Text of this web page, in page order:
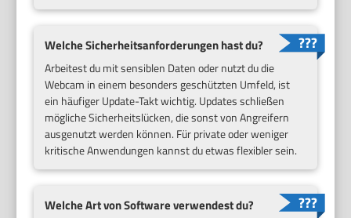
Welche Sicherheitsanforderungen hast du?
Arbeitest du mit sensiblen Daten oder nutzt du die
Webcam in einem besonders geschützten Umfeld, ist
ein häufiger Update-Takt wichtig. Updates schließen
mögliche Sicherheitslücken, die sonst von Angreifern
ausgenutzt werden können. Für private oder weniger
kritische Anwendungen kannst du etwas flexibler sein.
Welche Art von Software verwendest du?